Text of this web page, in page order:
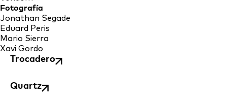
Fotografía
Jonathan Segade
Eduard Peris
Mario Sierra
Xavi Gordo
Trocadero
Quartz